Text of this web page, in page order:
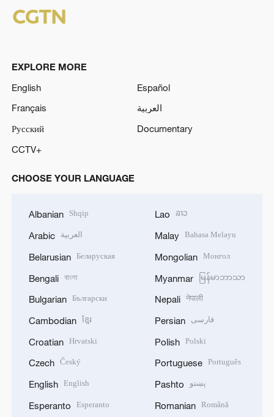
EXPLORE MORE
English
Español
Français
العربية
Русский
Documentary
CCTV+
CHOOSE YOUR LANGUAGE
Albanian Shqip
Arabic العربية
Belarusian Беларуская
Bengali বাংলা
Bulgarian Български
Cambodian ខ្មែរ
Croatian Hrvatski
Czech Český
English English
Esperanto Esperanto
Lao ລາວ
Malay Bahasa Melayu
Mongolian Монгол
Myanmar မြန်မာဘာသာ
Nepali नेपाली
Persian فارسی
Polish Polski
Portuguese Português
Pashto پښتو
Romanian Română